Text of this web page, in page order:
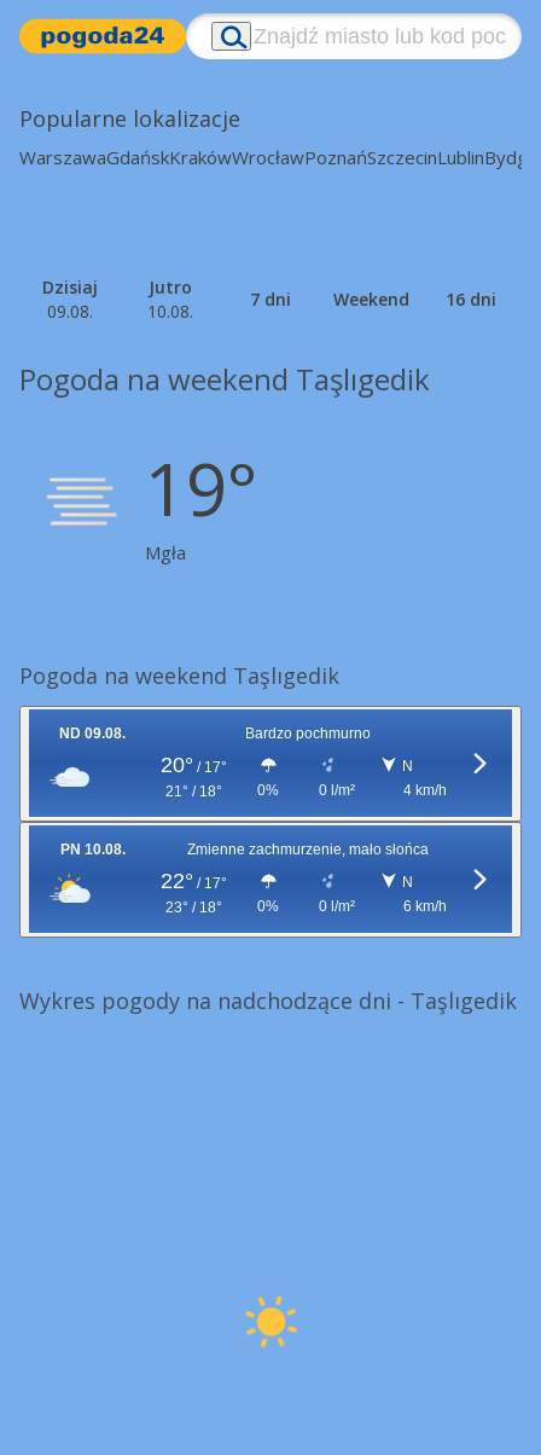
Popularne lokalizacje
WarszawaGdańskKrakówWrocławPoznańSzczecinLublin
Dzisiaj
09.08.
Jutro
10.08.
7 dni Weekend 16 dni
Pogoda na weekend Taşlıgedik
19°
Mgła
Pogoda na weekend Taşlıgedik
ND 09.08. Bardzo pochmurno
20° / 17°
21° / 18°
0% 0 l/m²
N
4 km/h
PN 10.08. Zmienne zachmurzenie, mało słońca
22° / 17°
23° / 18°
0% 0 l/m²
N
6 km/h
Wykres pogody na nadchodzące dni - Taşlıgedik